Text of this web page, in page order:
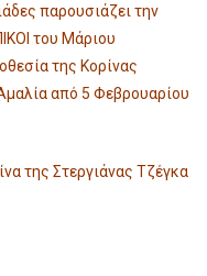
παρουσιάζει την
του Μάριου
της Κορίνας
από 5 Φεβρουαρίου
της Στεργιάνας Τζέγκα